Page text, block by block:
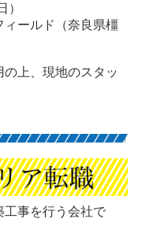
）
ールド（奈良県橿
上、現地のスタッ
工事を行う会社で